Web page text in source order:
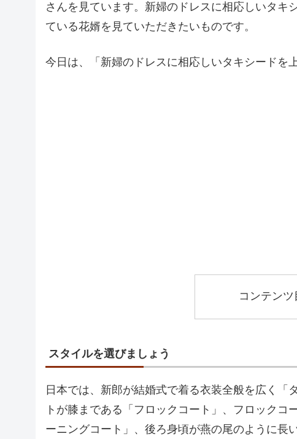
さんを見ています。新婦のドレスに相応しいタキ
ている花婿を見ていただきたいものです。
今日は、「新婦のドレスに相応しいタキシードを
コンテンツ
スタイルを選びましょう
日本では、新郎が結婚式で着る衣装全般を広く「
トが膝まである「フロックコート」、フロック
ーニングコート」、後ろ身頃が燕の尾のように長